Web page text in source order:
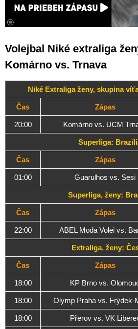
Volejbal Niké extraliga
Komárno vs. Trnava
Niké Extraliga ženy, skupina
Čas Zápas
20:00 Komárno vs. UCM
Superliga:
Čas Zápas
01:00 Guarulhos vs. Sesi
Superliga, ženy:
Čas Zápas
22:00 ABEL Moda Volei vs.
Extraliga, ženy:
Čas Zápas
18:00 KP Brno vs.
18:00 Olymp Praha vs. Frýdek-
18:00 Přerov vs. VK